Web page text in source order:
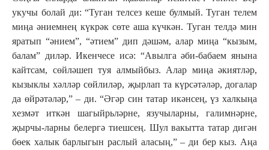
укучы болай ди: “Туган телсез кеше булмый. Туган телем
миңа әниемнең күкрәк сөте аша күчкән. Туган телдә мин
яратып “әнием”, “әтием” дип дәшәм, алар миңа “кызым,
балам” диләр. Икенчесе исә: “Авылга әби-бабаем янына
кайтсам, сөйләшеп туя алмыйбыз. Алар миңа әкиятләр,
кызыклы хәлләр сөйлиләр, җырлап та күрсәтәләр, догалар
да өйрәтәләр,” – ди. “Әгәр син татар икәнсең, үз халкыңа
хезмәт иткән шагыйрьләрне, язучыларны, галимнәрне,
җырчы-ларны белергә тиешсең. Шул вакытта татар дигән
бөек халык барлыгын раслый аласың,” – ди бер кыз. Аңа